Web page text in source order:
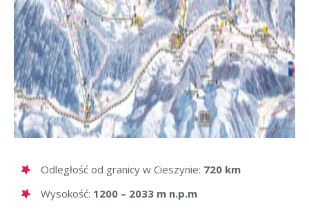
Odległość od granicy w Cieszynie: 720 km
Wysokość: 1200 – 2033 m n.p.m